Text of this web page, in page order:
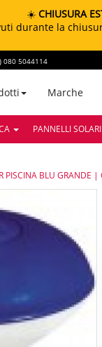
☀️ CHIUSURA
durante la
080 5044114
Marche
PANNELLI SOLARI
PISCINA BLU GRANDE |